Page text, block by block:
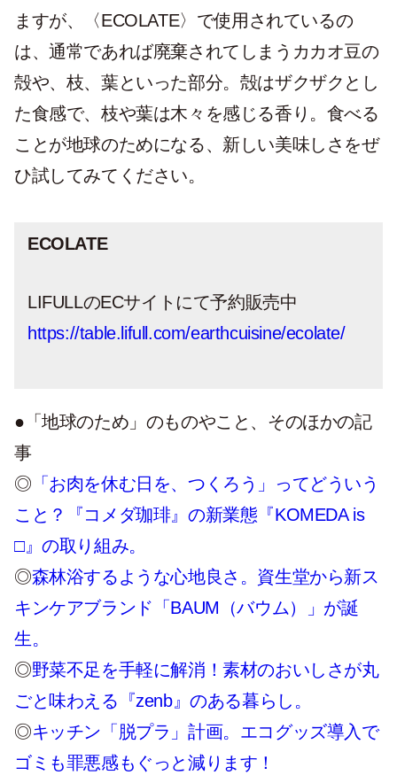
ますが、〈ECOLATE〉で使用されているの
は、通常であれば廃棄されてしまうカカオ豆の
殻や、枝、葉といった部分。殻はザクザクとし
た食感で、枝や葉は木々を感じる香り。食べる
ことが地球のためになる、新しい美味しさをぜ
ひ試してみてください。
ECOLATE
LIFULLのECサイトにて予約販売中
https://table.lifull.com/earthcuisine/ecolate/
●「地球のため」のものやこと、そのほかの記
事
◎ 「お肉を休む日を、つくろう」ってどういう
こと？『コメダ珈琲』の新業態『KOMEDA is
□』の取り組み。
◎森林浴するような心地良さ。資生堂から新ス
キンケアブランド「BAUM（バウム）」が誕
生。
◎野菜不足を手軽に解消！素材のおいしさが丸
ごと味わえる『zenb』のある暮らし。
◎キッチン「脱プラ」計画。エコグッズ導入で
ゴミも罪悪感もぐっと減ります！